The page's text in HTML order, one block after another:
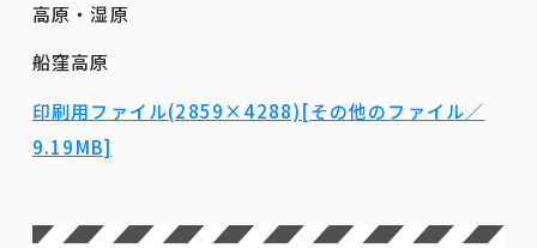
高原・湿原
船窪高原
印刷用ファイル(2859×4288)[その他のファイル／
9.19MB]